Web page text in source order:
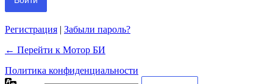
Регистрация | Забыли пароль?
← Перейти к Мотор БИ
Политика конфиденциальности